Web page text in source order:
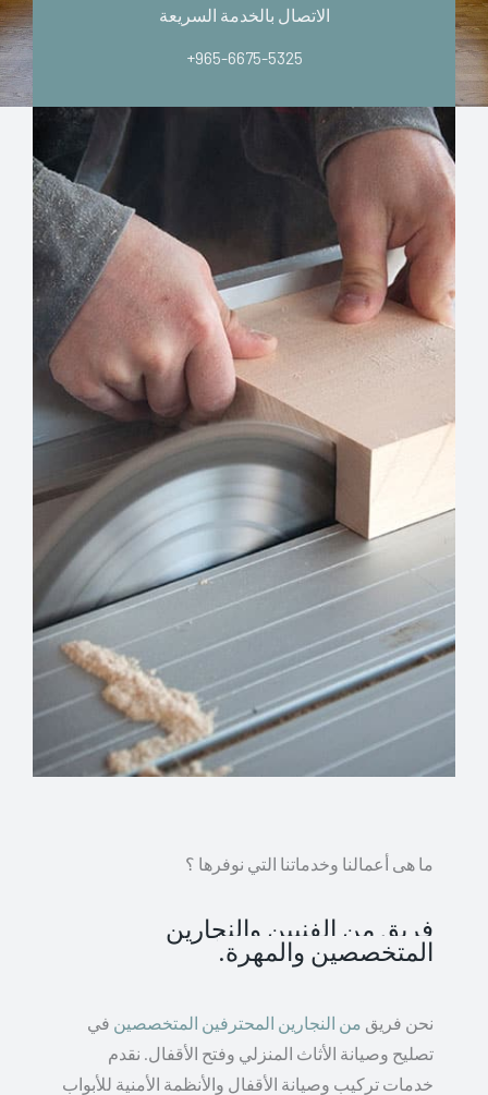
الاتصال بالخدمة السريعة
+965-6675-5325
ما هى أعمالنا وخدماتنا التي نوفرها ؟
فريق من الفنيين والنجارين
المتخصصين والمهرة.
نحن فريق من النجارين المحترفين المتخصصين في
تصليح وصيانة الأثاث المنزلي وفتح الأقفال. نقدم
خدمات تركيب وصيانة الأقفال والأنظمة الأمنية للأبواب